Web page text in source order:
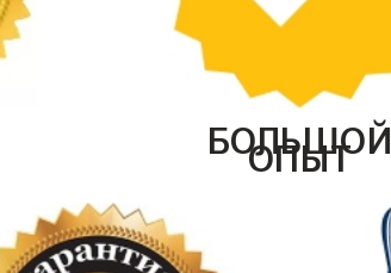
БОЛЬШОЙ
ОПЫТ